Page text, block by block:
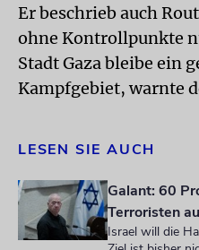
Er beschrieb auch
ohne Kontrollpunkte
Stadt Gaza bleibe ein
Kampfgebiet, warnte
LESEN SIE AUCH
Galant: 60
Terroristen
Israel will die